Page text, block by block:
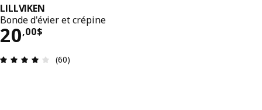
LILLVIKEN
Bonde d'évier et crépine
20,00$
Prix 20,00$
Avis: 4 sur 5 étoiles. Nombre total d'avis: 60
(60)